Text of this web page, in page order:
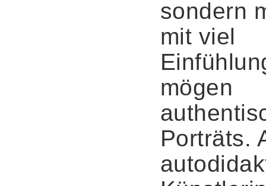
sondern
mit viel
mögen
Porträts.